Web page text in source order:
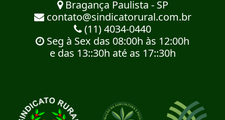
Bragança Paulista - SP
contato@sindicatorural.com.br
(11) 4034-0440
Seg à Sex das 08:00h às 12:00h
e das 13::30h até as 17::30h